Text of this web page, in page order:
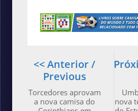
nova
<< Anterior /
Previous
Torcedores aprovam
a nova camisa do